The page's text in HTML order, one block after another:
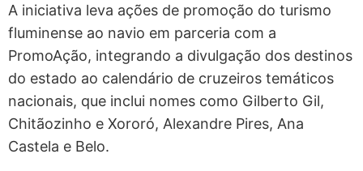
A iniciativa leva ações de promoção do turismo
fluminense ao navio em parceria com a
PromoAção, integrando a divulgação dos destinos
do estado ao calendário de cruzeiros temáticos
nacionais, que inclui nomes como Gilberto Gil,
Chitãozinho e Xororó, Alexandre Pires, Ana
Castela e Belo.